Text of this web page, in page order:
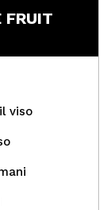
FRUIT
viso